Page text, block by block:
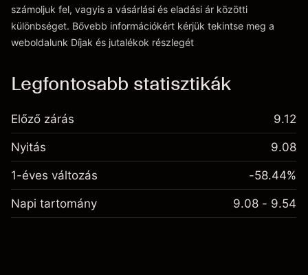
Díjak és jutalékokrészlegét
számoljuk fel, vagyis a vásárlási és eladási ár közötti
különbséget. Bővebb információkért kérjük tekintse meg a
weboldalunk Díjak és jutalékok részlegét
Legfontosabb statisztikák
Előző zárás 9.12
Nyitás 9.08
1-éves változás -58.44%
Napi tartomány 9.08 - 9.54